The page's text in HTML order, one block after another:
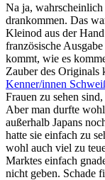
Na ja,
drankommen. Das
Kleinod aus der
französische
kommt, wie es
Zauber des Originals
Kenner/innen
Frauen zu sehen
Aber man durfte
außerhalb Japans
hatte sie einfach zu
wohl auch viel zu
Marktes einfach
nicht geben. Schade